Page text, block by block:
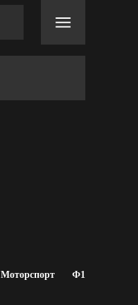
Моторспорт Ф1